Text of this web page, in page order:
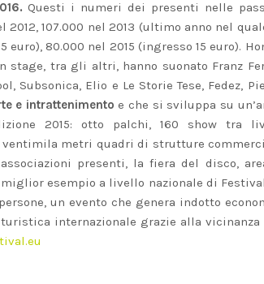
Questi i numeri dei presenti nelle
2012, 107.000 nel 2013 (ultimo anno nel
80.000 nel 2015 (ingresso 15 euro).
stage, tra gli altri, hanno suonato Franz
Subsonica, Elio e Le Storie Tese, Fedez,
e intrattenimento e che si sviluppa su
2015: otto palchi, 160 show tra
metri quadri di strutture
presenti, la fiera del disco,
esempio a livello nazionale di
un evento che genera indotto
internazionale grazie alla vicinanza